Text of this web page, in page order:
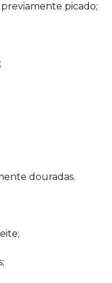
picado;
douradas.